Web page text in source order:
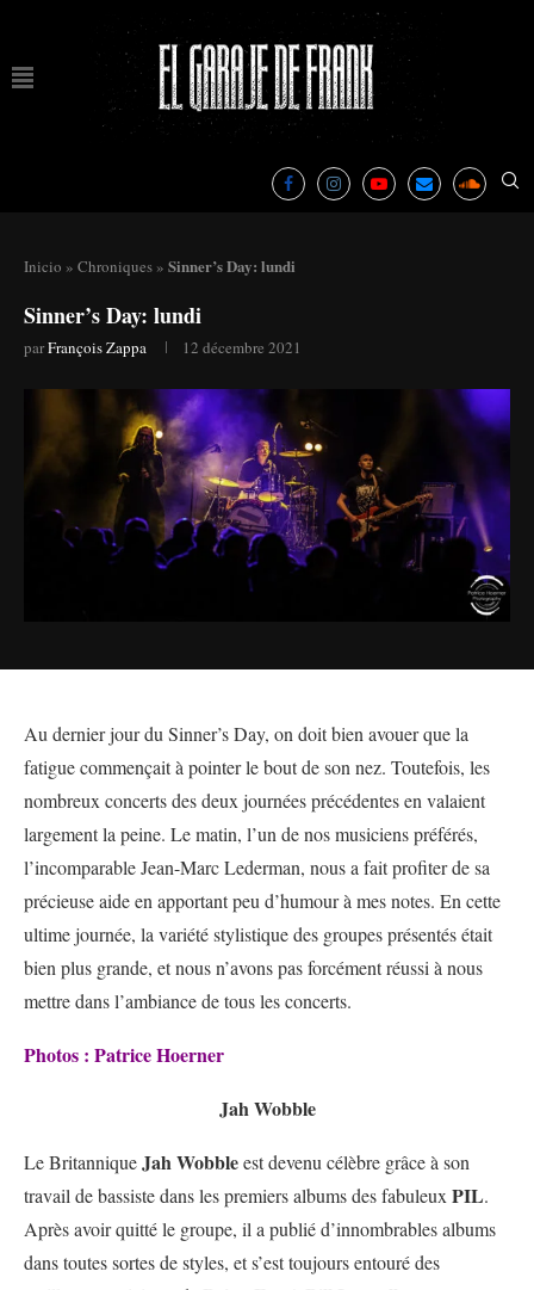
Inicio » Chroniques » Sinner’s Day: lundi
Sinner’s Day: lundi
parFrançois Zappa 12 décembre 2021
Au dernier jour du Sinner’s Day, on doit bien avouer que la
fatigue commençait à pointer le bout de son nez. Toutefois, les
nombreux concerts des deux journées précédentes en valaient
largement la peine. Le matin, l’un de nos musiciens préférés,
l’incomparable Jean-Marc Lederman, nous a fait profiter de sa
précieuse aide en apportant peu d’humour à mes notes. En cette
ultime journée, la variété stylistique des groupes présentés était
bien plus grande, et nous n’avons pas forcément réussi à nous
mettre dans l’ambiance de tous les concerts.
Photos : Patrice Hoerner
Jah Wobble
Le BritanniqueJah Wobbleest devenu célèbre grâce à son
travail de bassiste dans les premiers albums des fabuleuxPIL.
Après avoir quitté le groupe, il a publié d’innombrables albums
dans toutes sortes de styles, et s’est toujours entouré des